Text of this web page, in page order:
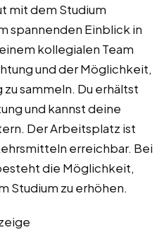
mit dem Studium
spannenden Einblick in
kollegialen Team
und der Möglichkeit,
sammeln. Du erhältst
und kannst deine
Der Arbeitsplatz ist
erreichbar. Bei
die Möglichkeit,
Studium zu erhöhen.